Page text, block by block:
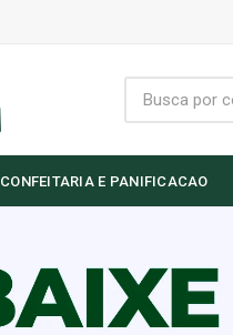
CONFEITARIA E PANIFICACAO